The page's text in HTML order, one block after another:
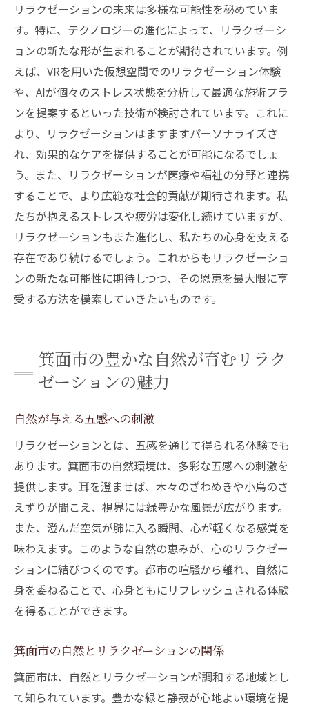
リラクゼーションの未来は多様な可能性を秘めていま
す。特に、テクノロジーの進化によって、リラクゼーシ
ョンの新たな形が生まれることが期待されています。例
えば、VRを用いた仮想空間でのリラクゼーション体験
や、AIが個々のストレス状態を分析して最適な施術プラ
ンを提案するといった技術が検討されています。これに
より、リラクゼーションはますますパーソナライズさ
れ、効果的なケアを提供することが可能になるでしょ
う。また、リラクゼーションが医療や福祉の分野と連携
することで、より広範な社会的貢献が期待されます。私
たちが抱えるストレスや疲労は変化し続けていますが、
リラクゼーションもまた進化し、私たちの心身を支える
存在であり続けるでしょう。これからもリラクゼーショ
ンの新たな可能性に期待しつつ、その恩恵を最大限に享
受する方法を模索していきたいものです。
箕面市の豊かな自然が育むリラク
ゼーションの魅力
自然が与える五感への刺激
リラクゼーションとは、五感を通じて得られる体験でも
あります。箕面市の自然環境は、多彩な五感への刺激を
提供します。耳を澄ませば、木々のざわめきや小鳥のさ
えずりが聞こえ、視界には緑豊かな風景が広がります。
また、澄んだ空気が肺に入る瞬間、心が軽くなる感覚を
味わえます。このような自然の恵みが、心のリラクゼー
ションに結びつくのです。都市の喧騒から離れ、自然に
身を委ねることで、心身ともにリフレッシュされる体験
を得ることができます。
箕面市の自然とリラクゼーションの関係
箕面市は、自然とリラクゼーションが調和する地域とし
て知られています。豊かな緑と静寂が心地よい環境を提